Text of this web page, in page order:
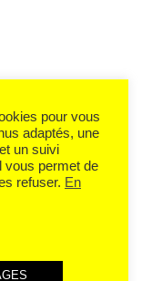
pour vous
adaptés, une
un suivi
vous permet de
refuser. En